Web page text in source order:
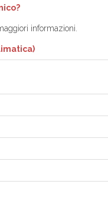
informazioni.